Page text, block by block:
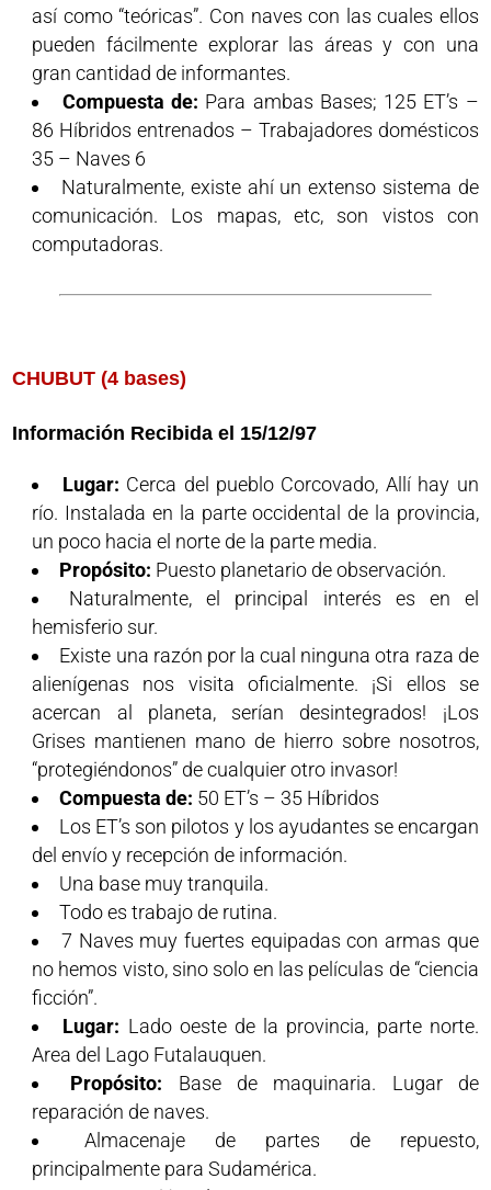
así como “teóricas”. Con naves con las cuales ellos
pueden fácilmente explorar las áreas y con una
gran cantidad de informantes.
Compuesta de: Para ambas Bases; 125 ET’s –
86 Híbridos entrenados – Trabajadores domésticos
35 – Naves 6
Naturalmente, existe ahí un extenso sistema de
comunicación. Los mapas, etc, son vistos con
computadoras.
CHUBUT (4 bases)
Información Recibida el 15/12/97
Lugar: Cerca del pueblo Corcovado, Allí hay un
río. Instalada en la parte occidental de la provincia,
un poco hacia el norte de la parte media.
Propósito: Puesto planetario de observación.
Naturalmente, el principal interés es en el
hemisferio sur.
Existe una razón por la cual ninguna otra raza de
alienígenas nos visita oficialmente. ¡Si ellos se
acercan al planeta, serían desintegrados! ¡Los
Grises mantienen mano de hierro sobre nosotros,
“protegiéndonos” de cualquier otro invasor!
Compuesta de: 50 ET’s – 35 Híbridos
Los ET’s son pilotos y los ayudantes se encargan
del envío y recepción de información.
Una base muy tranquila.
Todo es trabajo de rutina.
7 Naves muy fuertes equipadas con armas que
no hemos visto, sino solo en las películas de “ciencia
ficción”.
Lugar: Lado oeste de la provincia, parte norte.
Area del Lago Futalauquen.
Propósito: Base de maquinaria. Lugar de
reparación de naves.
Almacenaje de partes de repuesto,
principalmente para Sudamérica.